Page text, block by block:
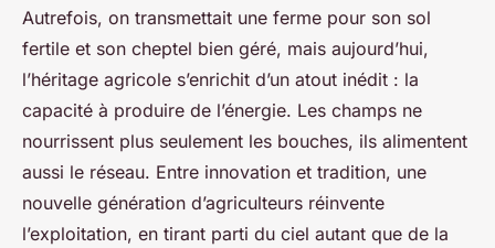
Top solutions énergétiques
offertes par le photovoltaïque
agricole
Fabien•07/04/2026 15:40•10 min de lecture
Autrefois, on transmettait une ferme pour son sol
fertile et son cheptel bien géré, mais aujourd’hui,
l’héritage agricole s’enrichit d’un atout inédit : la
capacité à produire de l’énergie. Les champs ne
nourrissent plus seulement les bouches, ils alimentent
aussi le réseau. Entre innovation et tradition, une
nouvelle génération d’agriculteurs réinvente
l’exploitation, en tirant parti du ciel autant que de la